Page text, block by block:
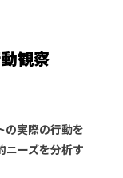
観察
の実際の行動を
ニーズを分析す